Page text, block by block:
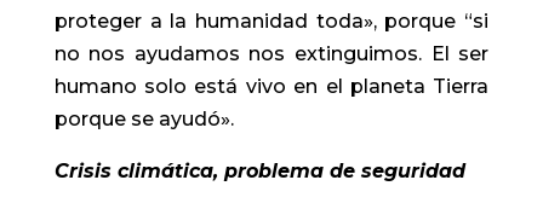
proteger a la humanidad toda», porque “si
no nos ayudamos nos extinguimos. El ser
humano solo está vivo en el planeta Tierra
porque se ayudó».
​Crisis climática, problema de seguridad